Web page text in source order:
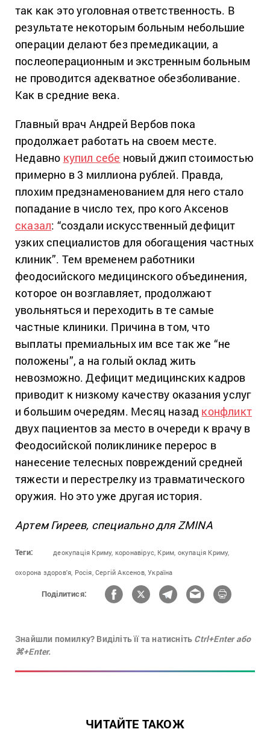
так как это уголовная ответственность. В
результате некоторым больным небольшие
операции делают без премедикации, а
послеоперационным и экстренным больным
не проводится адекватное обезболивание.
Как в средние века.
Главный врач Андрей Вербов пока
продолжает работать на своем месте.
Недавно купил себе новый джип стоимостью
примерно в 3 миллиона рублей. Правда,
плохим предзнаменованием для него стало
попадание в число тех, про кого Аксенов
сказал: “создали искусственный дефицит
узких специалистов для обогащения частных
клиник”. Тем временем работники
феодосийского медицинского объединения,
которое он возглавляет, продолжают
увольняться и переходить в те самые
частные клиники. Причина в том, что
выплаты премиальных им все так же “не
положены”, а на голый оклад жить
невозможно. Дефицит медицинских кадров
приводит к низкому качеству оказания услуг
и большим очередям. Месяц назад конфликт
двух пациентов за место в очереди к врачу в
Феодосийской поликлинике перерос в
нанесение телесных повреждений средней
тяжести и перестрелку из травматического
оружия. Но это уже другая история.
Артем Гиреев, специально для ZMINA
Теги: деокупація Криму, коронавірус, Крим, окупація Криму,
охорона здоров'я, Росія, Сергій Аксенов, Україна
Поділитися:
Знайшли помилку? Виділіть її та натисніть Ctrl+Enter або
⌘+Enter.
ЧИТАЙТЕ ТАКОЖ